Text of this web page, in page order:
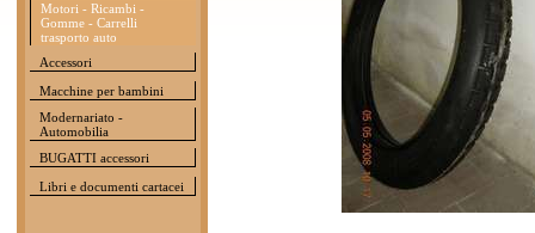
Motori - Ricambi -
Gomme - Carrelli
trasporto auto
Accessori
Macchine per bambini
Modernariato -
Automobilia
BUGATTI accessori
Libri e documenti cartacei